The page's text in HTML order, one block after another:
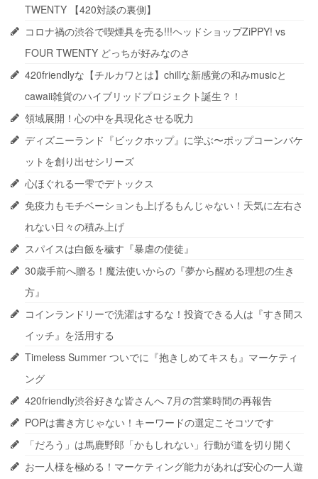
TWENTY 【420対談の裏側】
コロナ禍の渋谷で喫煙具を売る!!!ヘッドショップZiPPY! vs
FOUR TWENTY どっちが好みなのさ
420friendlyな【チルカワとは】chillな新感覚の和みmusicと
cawaii雑貨のハイブリッドプロジェクト誕生？！
領域展開！心の中を具現化させる呪力
ディズニーランド『ビックホップ』に学ぶ〜ポップコーンバケ
ットを創り出せシリーズ
心ほぐれる一雫でデトックス
免疫力もモチベーションも上げるもんじゃない！天気に左右さ
れない日々の積み上げ
スパイスは白飯を穢す『暴虐の使徒』
30歳手前へ贈る！魔法使いからの『夢から醒める理想の生き
方』
コインランドリーで洗濯はするな！投資できる人は『すき間ス
イッチ』を活用する
Timeless Summer ついでに『抱きしめてキスも』マーケティ
ング
420friendly渋谷好きな皆さんへ 7月の営業時間の再報告
POPは書き方じゃない！キーワードの選定こそコツです
「だろう」は馬鹿野郎「かもしれない」行動が道を切り開く
お一人様を極める！マーケティング能力があれば安心の一人遊